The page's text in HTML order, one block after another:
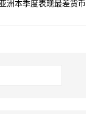
洲本季度表现最差货币